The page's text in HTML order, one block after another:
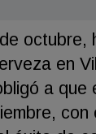
en
a